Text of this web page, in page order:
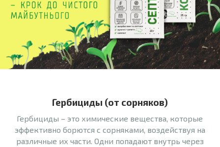
Гербициды (от сорняков)
Гербициды – это химические вещества, которые
эффективно борются с сорняками, воздействуя на
различные их части. Одни попадают внутрь через